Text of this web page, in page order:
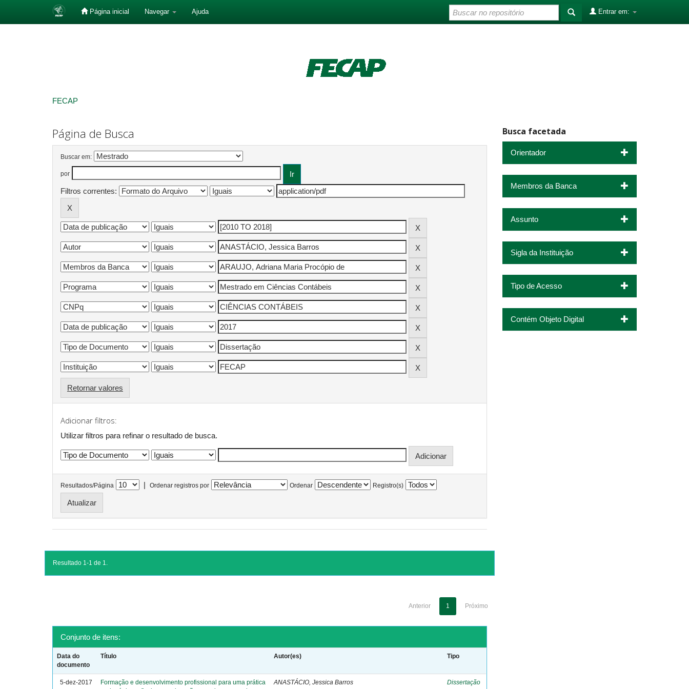
Página inicial Navegar Ajuda Entrar em:
FECAP
Página de Busca
Buscar em:
por
Filtros correntes:
Retornar valores
Adicionar filtros:
Utilizar filtros para refinar o resultado de busca.
Resultados/Página | Ordenar registros por Ordenar Registro(s)
Resultado 1-1 de 1.
Anterior 1 Próximo
Conjunto de itens:
Data do
documento
Título Autor(es) Tipo
5-dez-2017
Formação e desenvolvimento profissional para uma prática
ANASTÁCIO, Jessica Barros Dissertação
Busca facetada
Orientador
Membros da Banca
Assunto
Sigla da Instituição
Tipo de Acesso
Contém Objeto Digital